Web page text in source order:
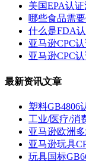
美国EPA认
哪些食品需
什么是FDA认
亚马逊CPC
亚马逊CPC
最新资讯文章
塑料GB4806
工业/医疗/消
亚马逊欧洲
亚马逊玩具
玩具国标